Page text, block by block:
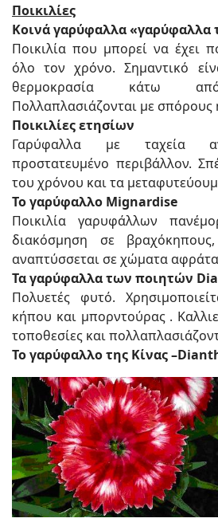
Ποικιλίες
Κοινά γαρύφαλλα
Ποικιλία που μπορεί να έχει
όλο τον χρόνο. Σημαντικό
θερμοκρασία κάτω
Πολλαπλασιάζονται με σπόρους
Ποικιλίες ετησίων
Γαρύφαλλα με ταχεία
προστατευμένο περιβάλλον.
του χρόνου και τα
Το γαρύφαλλο Mignardise
Ποικιλία γαρυφάλλων
διακόσμηση σε
αναπτύσσεται σε χώματα
Τα γαρύφαλλα των ποιητών
Πολυετές φυτό.
κήπου και μπορντούρας .
τοποθεσίες και
Το γαρύφαλλο της Κίνας